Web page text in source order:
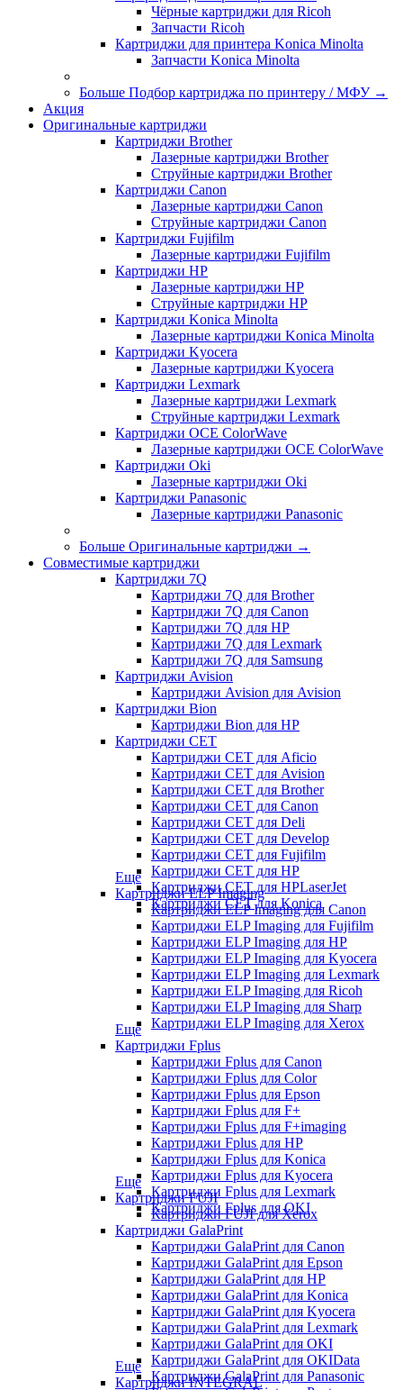
Чёрные картриджи для Ricoh
Запчасти Ricoh
Картриджи для принтера Konica Minolta
Запчасти Koniсa Minolta
Больше Подбор картриджа по принтеру / МФУ →
Акция
Оригинальные картриджи
Картриджи Brother
Лазерные картриджи Brother
Струйные картриджи Brother
Картриджи Canon
Лазерные картриджи Canon
Струйные картриджи Canon
Картриджи Fujifilm
Лазерные картриджи Fujifilm
Картриджи HP
Лазерные картриджи HP
Струйные картриджи HP
Картриджи Konica Minolta
Лазерные картриджи Konica Minolta
Картриджи Kyocera
Лазерные картриджи Kyocera
Картриджи Lexmark
Лазерные картриджи Lexmark
Струйные картриджи Lexmark
Картриджи OCE ColorWave
Лазерные картриджи OCE ColorWave
Картриджи Oki
Лазерные картриджи Oki
Картриджи Panasonic
Лазерные картриджи Panasonic
Больше Оригинальные картриджи →
Совместимые картриджи
Картриджи 7Q
Картриджи 7Q для Brother
Картриджи 7Q для Canon
Картриджи 7Q для HP
Картриджи 7Q для Lexmark
Картриджи 7Q для Samsung
Картриджи Avision
Картриджи Avision для Avision
Картриджи Bion
Картриджи Bion для HP
Картриджи CET
Картриджи CET для Aficio
Картриджи CET для Avision
Картриджи CET для Brother
Картриджи CET для Canon
Картриджи CET для Deli
Картриджи CET для Develop
Картриджи CET для Fujifilm
Картриджи CET для HP
Картриджи CET для HPLaserJet
Картриджи CET для Konica
Еще
Картриджи ELP Imaging
Картриджи ELP Imaging для Canon
Картриджи ELP Imaging для Fujifilm
Картриджи ELP Imaging для HP
Картриджи ELP Imaging для Kyocera
Картриджи ELP Imaging для Lexmark
Картриджи ELP Imaging для Ricoh
Картриджи ELP Imaging для Sharp
Картриджи ELP Imaging для Xerox
Еще
Картриджи Fplus
Картриджи Fplus для Canon
Картриджи Fplus для Color
Картриджи Fplus для Epson
Картриджи Fplus для F+
Картриджи Fplus для F+imaging
Картриджи Fplus для HP
Картриджи Fplus для Konica
Картриджи Fplus для Kyocera
Картриджи Fplus для Lexmark
Картриджи Fplus для OKI
Еще
Картриджи FUJI
Картриджи FUJI для Xerox
Картриджи GalaPrint
Картриджи GalaPrint для Canon
Картриджи GalaPrint для Epson
Картриджи GalaPrint для HP
Картриджи GalaPrint для Konica
Картриджи GalaPrint для Kyocera
Картриджи GalaPrint для Lexmark
Картриджи GalaPrint для OKI
Картриджи GalaPrint для OKIData
Картриджи GalaPrint для Panasonic
Еще
Картриджи INTEGRAL